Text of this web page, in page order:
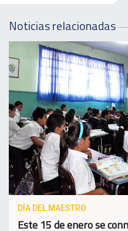
Noticias relacionadas
DÍA DEL MAESTRO
Este 15 de enero se